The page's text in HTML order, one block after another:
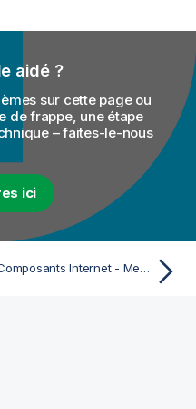
aidé ?
sur cette page ou
de frappe, une étape
– faites-le-nous
ici
Composants Internet - Mediation